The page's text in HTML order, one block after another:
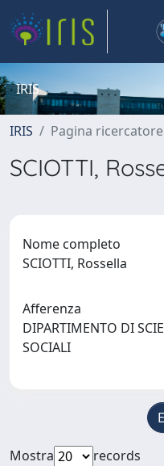
IRIS
IRIS Pagina ricercatore
SCIOTTI,
Nome completo
SCIOTTI, Rossella
Afferenza
DIPARTIMENTO DI
SOCIALI
Mostra
records